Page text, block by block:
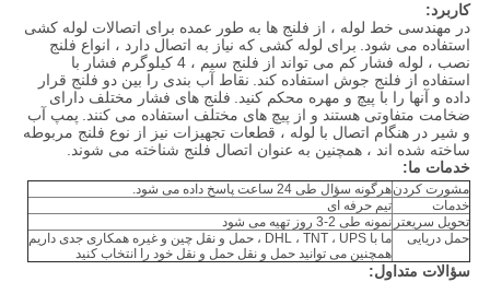
کاربرد:
در مهندسی خط لوله ، از فلنج ها به طور عمده برای اتصالات لوله کشی
استفاده می شود. برای لوله کشی که نیاز به اتصال دارد ، انواع فلنج
نصب ، لوله فشار کم می تواند از فلنج سیم ، 4 کیلوگرم فشار با
استفاده از فلنج جوش استفاده کند. نقاط آب بندی را بین دو فلنج قرار
داده و آنها را با پیچ و مهره محکم کنید. فلنج های فشار مختلف دارای
ضخامت متفاوتی هستند و از پیچ های مختلف استفاده می کنند. پمپ آب
و شیر در هنگام اتصال با لوله ، قطعات تجهیزات نیز از نوع فلنج مربوطه
ساخته شده اند ، همچنین به عنوان اتصال فلنج شناخته می شوند.
خدمات ما:
مشورت کردنهرگونه سؤال طی 24 ساعت پاسخ داده می شود.
خدمات
تیم حرفه ای
تحویل سریعتر نمونه طی 2-3 روز تهیه می شود
حمل دریایی
ما با DHL ، TNT ، UPS ، حمل و نقل چین و غیره همکاری جدی داریم
همچنین می توانید حمل و نقل حمل و نقل خود را انتخاب کنید
سؤالات متداول: